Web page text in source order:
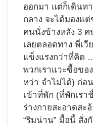
ออกมา แต่ก็เดินท
กลาง จะได้มองแ
คนนั่งข้างหลัง 3 ค
เลยตลอดทาง พี่เวี
แข็งแรงกว่าที่คิด
พวกเราแวะซื้อขอ
หว่า จำไม่ได้) ก่อ
เข้าที่พัก (ที่พักเรา
ร่างกายสะอาดส
“ริมน่าน” มื้อนี้ สั่ง